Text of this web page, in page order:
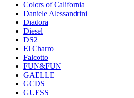
Colors of California
Daniele Alessandrini
Diadora
Diesel
DS2
El Charro
Falcotto
FUN&FUN
GAELLE
GCDS
GUESS